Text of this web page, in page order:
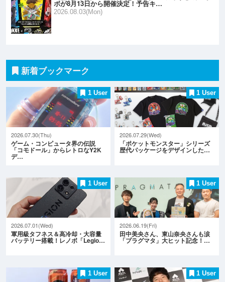
ボが8月13日から開催決定！予告キ…
2026.08.03(Mon)
新着ブックマーク
1 User
2026.07.30(Thu)
ゲーム・コンピュータ界の伝説
「コモドール」からレトロなY2K
デ…
1 User
2026.07.29(Wed)
「ポケットモンスター」シリーズ
歴代パッケージをデザインした…
1 User
2026.07.01(Wed)
軍用級タフネス＆高冷却・大容量
バッテリー搭載！レノボ「Legio…
1 User
2026.06.19(Fri)
田中美央さん、東山奈央さんも涙
「プラグマタ」大ヒット記念！…
1 User 1 User